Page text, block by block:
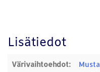
Lisätiedot
Värivaihtoehdot: